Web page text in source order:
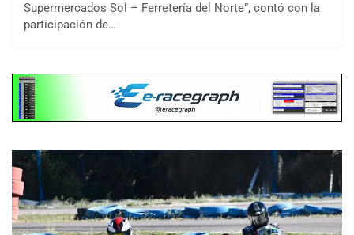
Supermercados Sol – Ferretería del Norte”, contó con la
participación de…